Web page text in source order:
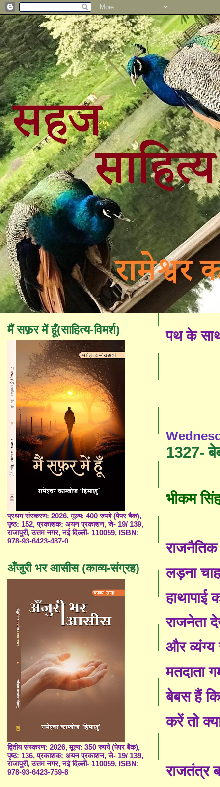
पथ के
1327-
भीकम
राजनैतिक
लड़ना
हाथापाई
राजनेता
और
मतदाता
बेबस हैं
करें तो
राजतंत्र
मैं सफ़र में हूँ(साहित्य-विमर्श)
प्रथम संस्करण: 2026, मूल्य: 400 रुपये (पेपर बैक),
पृष्ठ: 152, प्रकाशक: अयन प्रकाशन, जे- 19/ 139,
राजापुरी, उत्तम नगर, नई दिल्ली- 110059, ISBN:
978-93-6423-487-0
अँजुरी भर आसीस (काव्य-संग्रह)
द्वितीय संस्करण: 2026, मूल्य: 350 रुपये (पेपर बैक),
पृष्ठ: 136, प्रकाशक: अयन प्रकाशन, जे- 19/ 139,
राजापुरी, उत्तम नगर, नई दिल्ली- 110059, ISBN:
978-93-6423-759-8